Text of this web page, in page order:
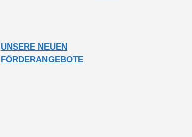
UNSERE NEUEN
FÖRDERANGEBOTE